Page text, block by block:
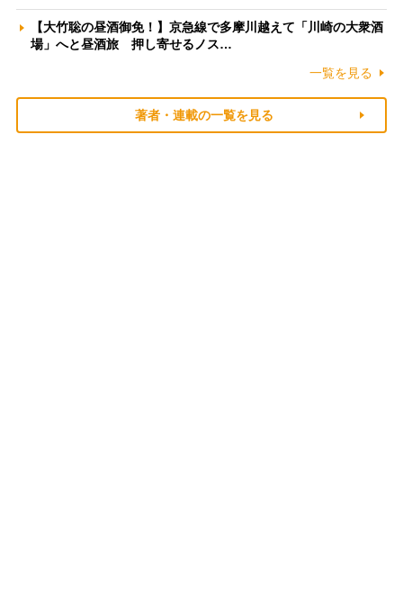
【大竹聡の昼酒御免！】京急線で多摩川越えて「川崎の大衆酒
場」へと昼酒旅 押し寄せるノス…
一覧を見る
著者・連載の一覧を見る